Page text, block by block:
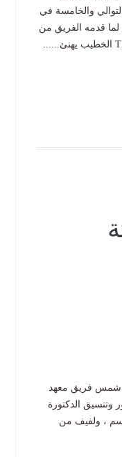
والخامسة في
لما قدمه الفريق من
عين شمس فريق معهد
الدكتورة
، ولفيف من